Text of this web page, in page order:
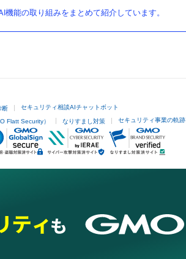
能の取り組みをまとめて紹介しています。
断 セキュリティ相談AIチャットボット
Flatt Security） なりすまし対策 セキュリティ事業の軌跡